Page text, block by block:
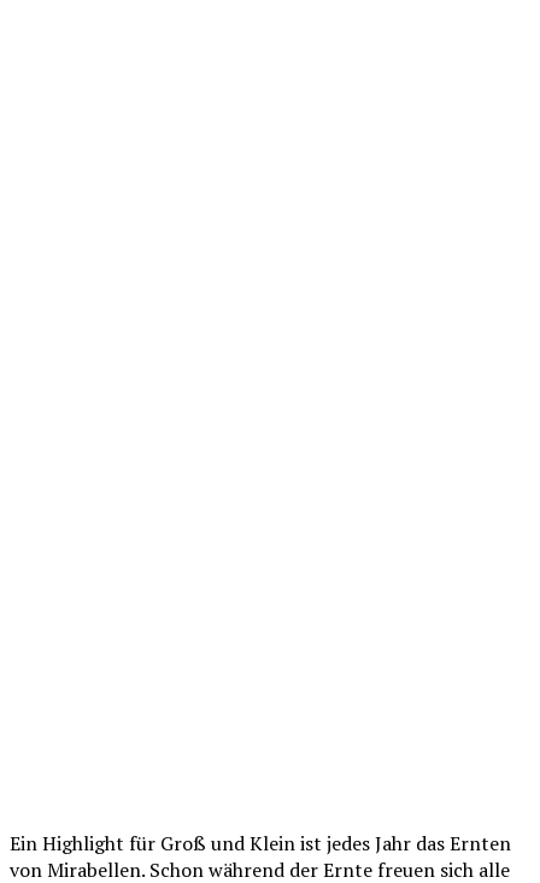
Ein Highlight für Groß und Klein ist jedes Jahr das Ernten
von Mirabellen. Schon während der Ernte freuen sich alle